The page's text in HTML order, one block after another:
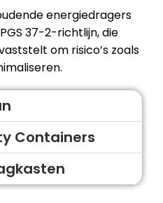
energiedragers
37-2-richtlijn, die
om risico’s zoals
Containers